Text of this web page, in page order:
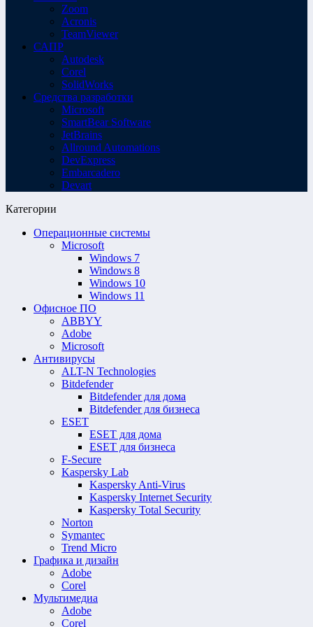
Zoom
Acronis
TeamViewer
САПР
Autodesk
Corel
SolidWorks
Средства разработки
Microsoft
SmartBear Software
JetBrains
Allround Automations
DevExpress
Embarcadero
Devart
Категории
Операционные системы
Microsoft
Windows 7
Windows 8
Windows 10
Windows 11
Офисное ПО
ABBYY
Adobe
Microsoft
Антивирусы
ALT-N Technologies
Bitdefender
Bitdefender для дома
Bitdefender для бизнеса
ESET
ESET для дома
ESET для бизнеса
F-Secure
Kaspersky Lab
Kaspersky Anti-Virus
Kaspersky Internet Security
Kaspersky Total Security
Norton
Symantec
Trend Micro
Графика и дизайн
Adobe
Corel
Мультимедиа
Adobe
Corel